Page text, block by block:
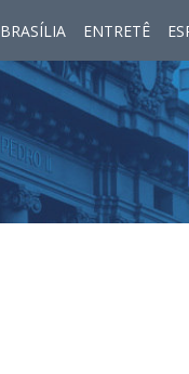
BRASÍLIA ENTRETÊ